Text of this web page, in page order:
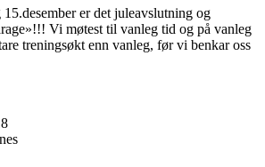
er det juleavslutning og
Vi møtest til vanleg tid og på vanleg
treningsøkt enn vanleg, før vi benkar oss